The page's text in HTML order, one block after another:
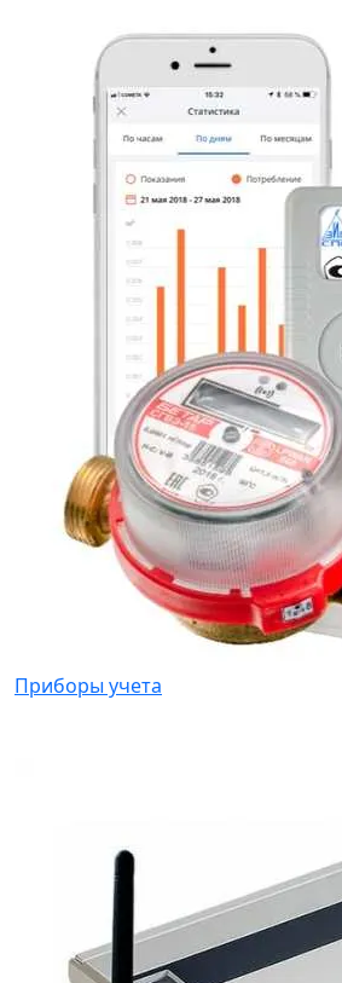
Приборы учета